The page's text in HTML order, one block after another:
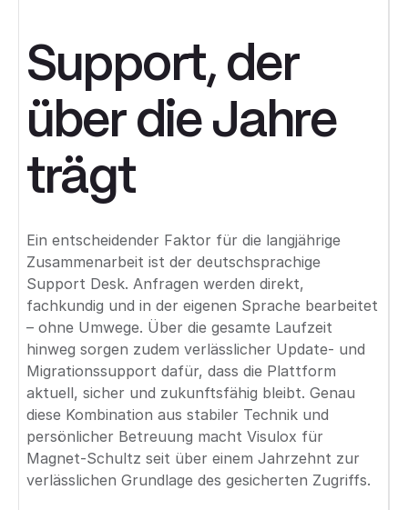
Support, der
über die Jahre
trägt
Ein entscheidender Faktor für die langjährige
Zusammenarbeit ist der deutschsprachige
Support Desk. Anfragen werden direkt,
fachkundig und in der eigenen Sprache bearbeitet
– ohne Umwege. Über die gesamte Laufzeit
hinweg sorgen zudem verlässlicher Update- und
Migrationssupport dafür, dass die Plattform
aktuell, sicher und zukunftsfähig bleibt. Genau
diese Kombination aus stabiler Technik und
persönlicher Betreuung macht Visulox für
Magnet-Schultz seit über einem Jahrzehnt zur
verlässlichen Grundlage des gesicherten Zugriffs.